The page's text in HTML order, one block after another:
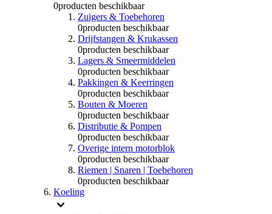
0producten beschikbaar
Zuigers & Toebehoren
0producten beschikbaar
Drijfstangen & Krukassen
0producten beschikbaar
Lagers & Smeermiddelen
0producten beschikbaar
Pakkingen & Keerringen
0producten beschikbaar
Bouten & Moeren
0producten beschikbaar
Distributie & Pompen
0producten beschikbaar
Overige intern motorblok
0producten beschikbaar
Riemen | Snaren | Toebehoren
0producten beschikbaar
Koeling